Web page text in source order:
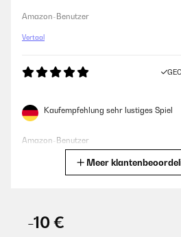
Amazon-Benutzer
Vertaal
Kaufempfehlung sehr lustiges Spiel
Amazon-Benutzer
Meer
-10 €